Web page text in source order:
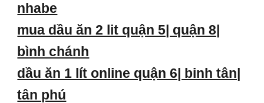
nhabe
mua dầu ăn 2 lit quận 5| quận 8|
bình chánh
dầu ăn 1 lít online quận 6| binh tân|
tân phú